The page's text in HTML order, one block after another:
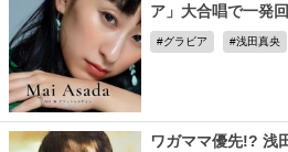
ア」大合唱で一発
グラビア 浅田真央
ワガママ優先!? 浅